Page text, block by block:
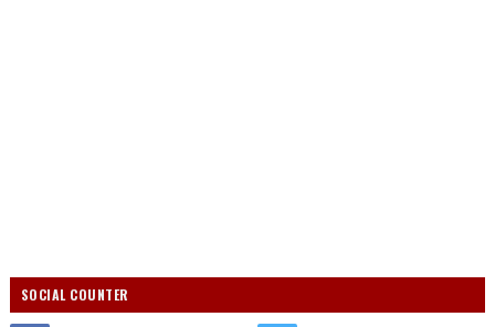
SOCIAL COUNTER